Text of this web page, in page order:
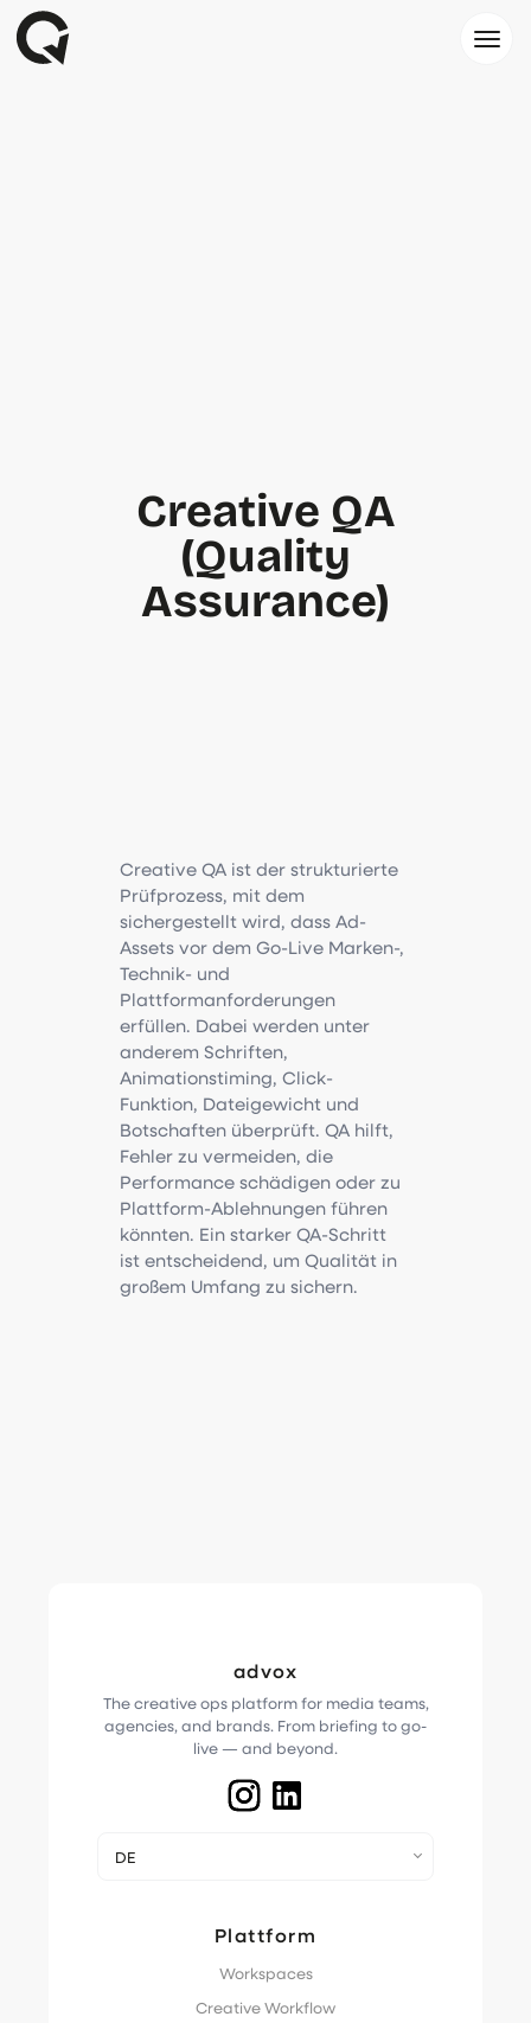
Creative QA
(Quality
Assurance)
Creative QA ist der strukturierte
Prüfprozess, mit dem
sichergestellt wird, dass Ad-
Assets vor dem Go-Live Marken-,
Technik- und
Plattformanforderungen
erfüllen. Dabei werden unter
anderem Schriften,
Animationstiming, Click-
Funktion, Dateigewicht und
Botschaften überprüft. QA hilft,
Fehler zu vermeiden, die
Performance schädigen oder zu
Plattform-Ablehnungen führen
könnten. Ein starker QA-Schritt
ist entscheidend, um Qualität in
großem Umfang zu sichern.
advox
The creative ops platform for media teams,
agencies, and brands. From briefing to go-
live — and beyond.
DE
Plattform
Workspaces
Creative Workflow